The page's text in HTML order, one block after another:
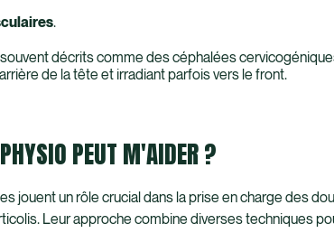
.
décrits comme des céphalées
de la tête et irradiant parfois vers le front.
PEUT M'AIDER ?
jouent un rôle crucial dans la prise en charge des
Leur approche combine diverses techniques